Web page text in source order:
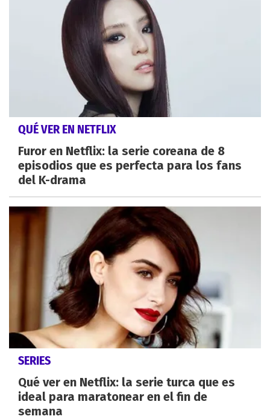
QUÉ VER EN NETFLIX
Furor en Netflix: la serie coreana de 8
episodios que es perfecta para los fans
del K-drama
SERIES
Qué ver en Netflix: la serie turca que es
ideal para maratonear en el fin de
semana